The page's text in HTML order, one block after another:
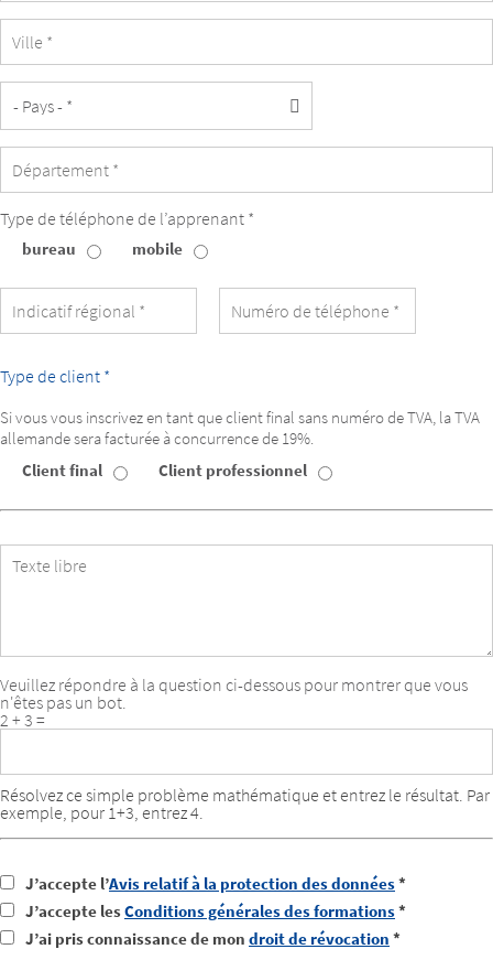
Type de téléphone de l’apprenant *
Type
téléphone
de
l’apprenant
bureau mobile
Type de client *
Si vous vous inscrivez en tant que client final sans numéro de TVA, la TVA
allemande sera facturée à concurrence de 19%.
Type
client
Client final Client professionnel
libre
Veuillez répondre à la question ci-dessous pour montrer que vous
n'êtes pas un bot.
2 + 3 =
Résolvez ce simple problème mathématique et entrez le résultat. Par
exemple, pour 1+3, entrez 4.
J’accepte l’Avis relatif à la protection des données*
J’accepte lesConditions générales des formations*
J’ai pris connaissance de mon droit de révocation *